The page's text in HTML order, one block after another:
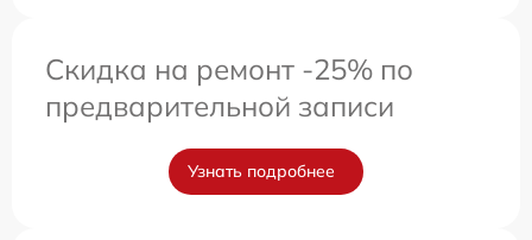
Скидка на ремонт -25% по
предварительной записи
Узнать подробнее